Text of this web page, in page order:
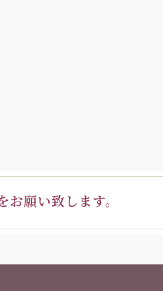
お願い致します。